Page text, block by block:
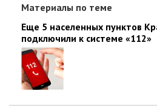
Материалы по теме
Еще 5 населенных пунктов
подключили к системе «112»